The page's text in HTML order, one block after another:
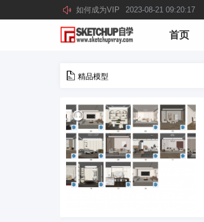
如何成为VIP 2023-08-21 09:20:17
首页
精品模型